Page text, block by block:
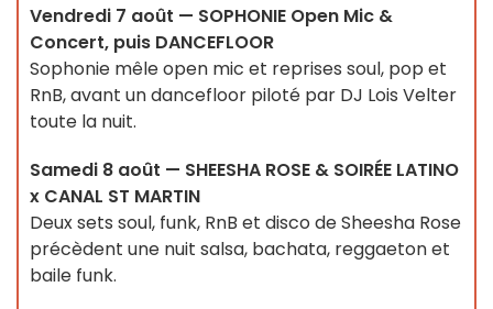
Vendredi 7 août — SOPHONIE Open Mic &
Concert, puis DANCEFLOOR
Sophonie mêle open mic et reprises soul, pop et
RnB, avant un dancefloor piloté par DJ Lois Velter
toute la nuit.
Samedi 8 août — SHEESHA ROSE & SOIRÉE LATINO
x CANAL ST MARTIN
Deux sets soul, funk, RnB et disco de Sheesha Rose
précèdent une nuit salsa, bachata, reggaeton et
baile funk.